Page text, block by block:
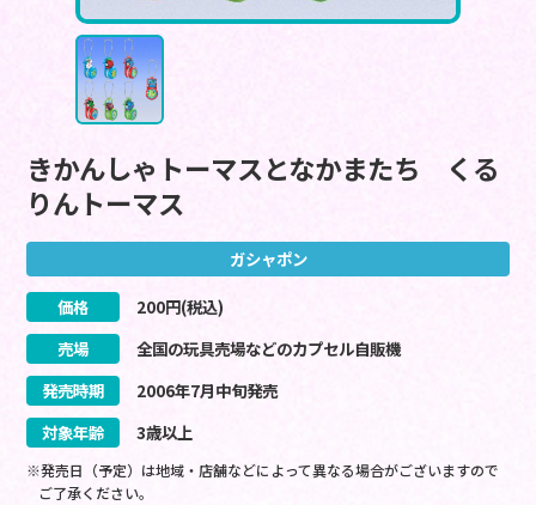
きかんしゃトーマスとなかまたち くる
りんトーマス
ガシャポン
価格 200円(税込)
売場
全国の玩具売場などのカプセル自販機
発売時期
2006年7月中旬発売
対象年齢
3歳以上
※発売日（予定）は地域・店舗などによって異なる場合がございますので
ご了承ください。